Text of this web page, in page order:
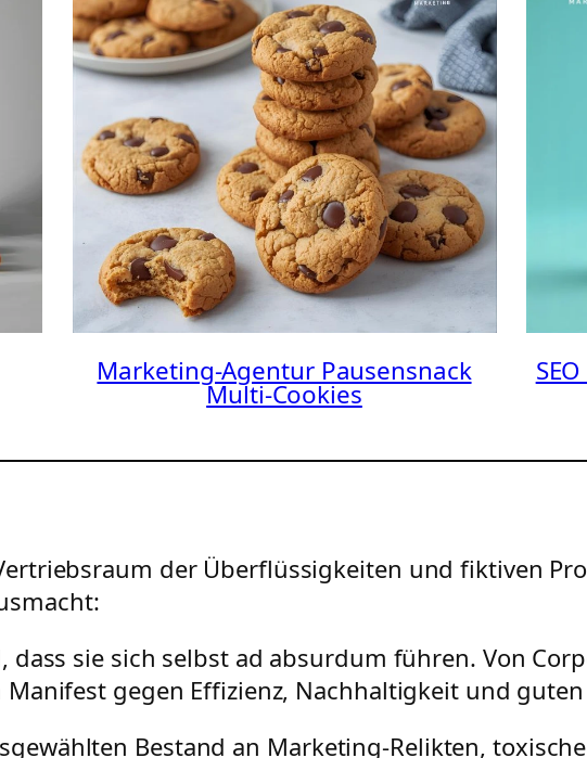
Marketing-Agentur Pausensnack
Multi-Cookies
der Überflüssigkeiten und fiktiven
sie sich selbst ad absurdum führen. Von
Manifest gegen Effizienz, Nachhaltigkeit und
Bestand an Marketing-Relikten,